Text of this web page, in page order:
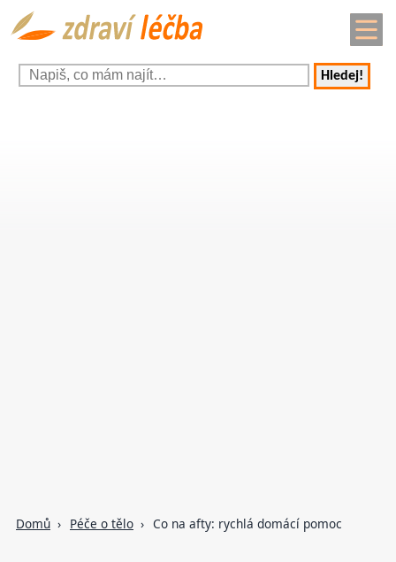
Hledej!
Domů Péče o tělo Co na afty: rychlá domácí pomoc